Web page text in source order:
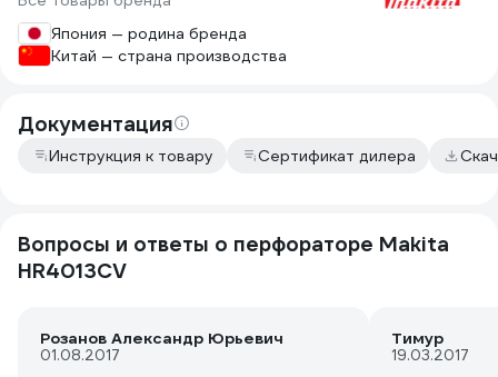
Япония — родина бренда
Китай — страна производства
Документация
Инструкция к товару Сертификат дилера
Вопросы и ответы о перфораторе Makita
HR4013CV
Розанов Александр Юрьевич
01.08.2017
Тимур
19.03.2017